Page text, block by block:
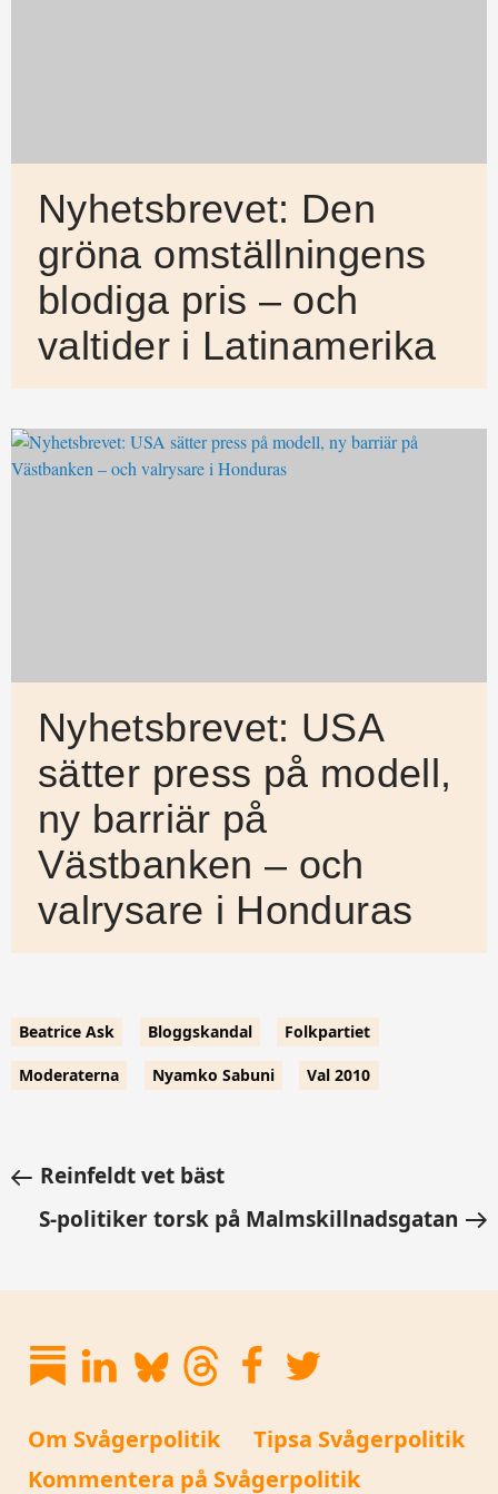
Nyhetsbrevet: Den
gröna omställningens
blodiga pris – och
valtider i Latinamerika
Nyhetsbrevet: USA
sätter press på modell,
ny barriär på
Västbanken – och
valrysare i Honduras
Beatrice Ask Bloggskandal Folkpartiet
Moderaterna Nyamko Sabuni Val 2010
Reinfeldt vet bäst
S-politiker torsk på Malmskillnadsgatan
Om Svågerpolitik
Tipsa Svågerpolitik
Kommentera på Svågerpolitik